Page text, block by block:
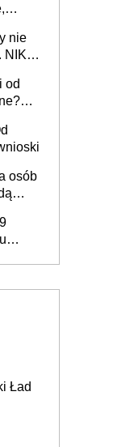
nie
NIK
od
osób
Ład